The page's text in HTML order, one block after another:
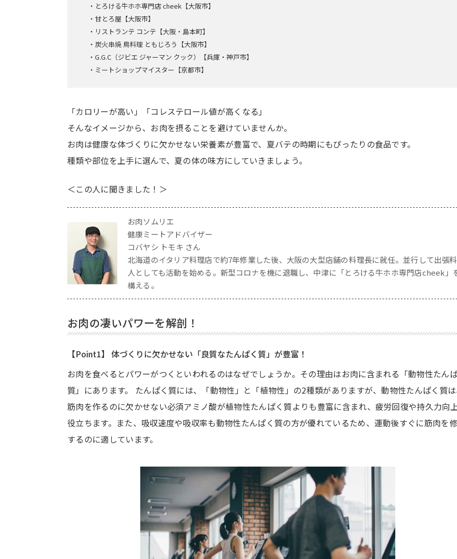
・とろける牛ホホ専門店 cheek【大阪市】
・甘とろ屋【大阪市】
・リストランテ コンテ【大阪・島本町】
・炭火串焼 鳥料理 ともじろう【大阪市】
・G.G.C（ジビエ ジャーマン クック）【兵庫・神戸市】
・ミートショップマイスター【京都市】
「カロリーが高い」「コレステロール値が高くなる」
そんなイメージから、お肉を摂ることを避けていませんか。
お肉は健康な体づくりに欠かせない栄養素が豊富で、夏バテの時期にもぴったりの食品です。
種類や部位を上手に選んで、夏の体の味方にしていきましょう。
＜この人に聞きました！＞
お肉ソムリエ
健康ミートアドバイザー
コバヤシ トモキ さん
北海道のイタリア料理店で約7年修業した後、大阪の大型店舗の料理長に就任。並行して出張
人としても活動を始める。新型コロナを機に退職し、中津に「とろける牛ホホ専門店cheek」
構える。
お肉の凄いパワーを解剖！
【Point1】 体づくりに欠かせない「良質なたんぱく質」が豊富！
お肉を食べるとパワーがつくといわれるのはなぜでしょうか。その理由はお肉に含まれる「動物性たん
質」にあります。 たんぱく質には、「動物性」と「植物性」の2種類がありますが、動物性たんぱく質
筋肉を作るのに欠かせない必須アミノ酸が植物性たんぱく質よりも豊富に含まれ、疲労回復や持久力向
役立ちます。また、吸収速度や吸収率も動物性たんぱく質の方が優れているため、運動後すぐに筋肉を
するのに適しています。